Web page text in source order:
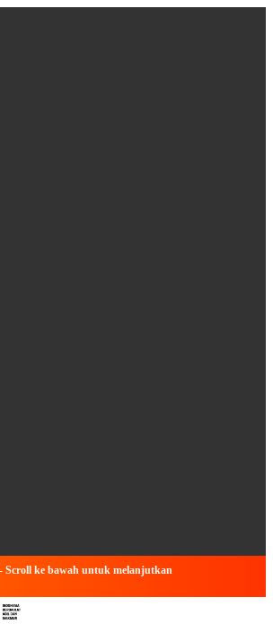
Scroll ke bawah untuk melanjutkan